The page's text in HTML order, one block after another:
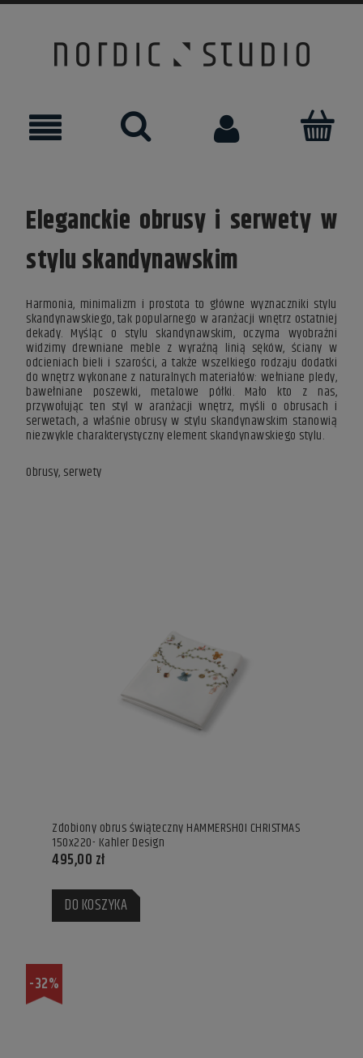
Eleganckie obrusy i serwety w
stylu skandynawskim
Harmonia, minimalizm i prostota to główne wyznaczniki stylu
skandynawskiego, tak popularnego w aranżacji wnętrz ostatniej
dekady. Myśląc o stylu skandynawskim, oczyma wyobraźni
widzimy drewniane meble z wyraźną linią sęków, ściany w
odcieniach bieli i szarości, a także wszelkiego rodzaju dodatki
do wnętrz wykonane z naturalnych materiałów: wełniane pledy,
bawełniane poszewki, metalowe półki. Mało kto z nas,
przywołując ten styl w aranżacji wnętrz, myśli o obrusach i
serwetach, a właśnie obrusy w stylu skandynawskim stanowią
niezwykle charakterystyczny element skandynawskiego stylu.
Obrusy, serwety
Zdobiony obrus świąteczny HAMMERSHOI CHRISTMAS
150x220- Kahler Design
495,00 zł
DO KOSZYKA
-32%